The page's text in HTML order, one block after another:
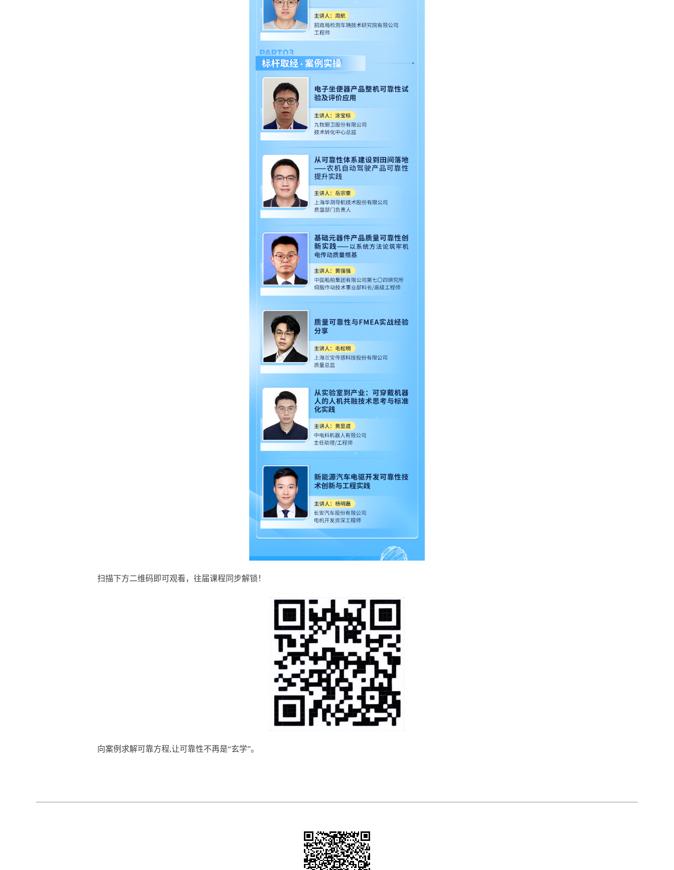
扫描下方二维码即可观看， 往届课程同步解锁！
向案例求解可靠方程,让可靠性不再是“玄学”。